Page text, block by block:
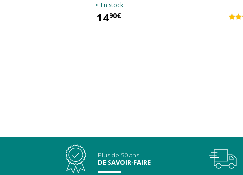
En stock
1490€
Plus de 50 ans
DE SAVOIR-FAIRE